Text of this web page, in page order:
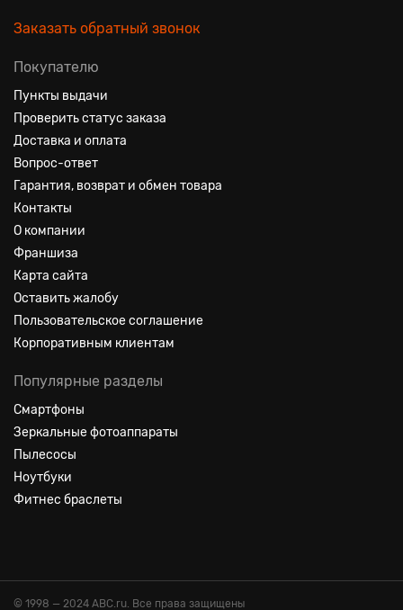
Заказать обратный звонок
Покупателю
Пункты выдачи
Проверить статус заказа
Доставка и оплата
Вопрос-ответ
Гарантия, возврат и обмен товара
Контакты
О компании
Франшиза
Карта сайта
Оставить жалобу
Пользовательское соглашение
Корпоративным клиентам
Популярные разделы
Смартфоны
Зеркальные фотоаппараты
Пылесосы
Ноутбуки
Фитнес браслеты
© 1998 — 2024 ABC.ru. Все права защищены